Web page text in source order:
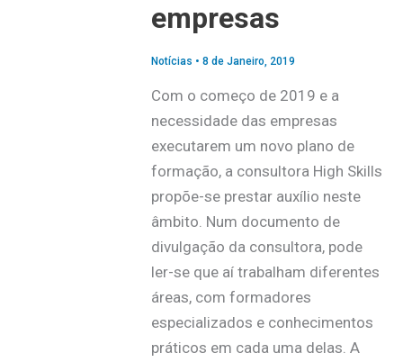
empresas
Notícias • 8 de Janeiro, 2019
Com o começo de 2019 e a
necessidade das empresas
executarem um novo plano de
formação, a consultora High Skills
propõe-se prestar auxílio neste
âmbito. Num documento de
divulgação da consultora, pode
ler-se que aí trabalham diferentes
áreas, com formadores
especializados e conhecimentos
práticos em cada uma delas. A